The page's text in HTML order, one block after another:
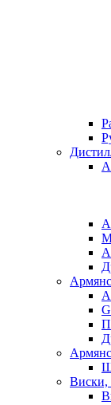
Виски,